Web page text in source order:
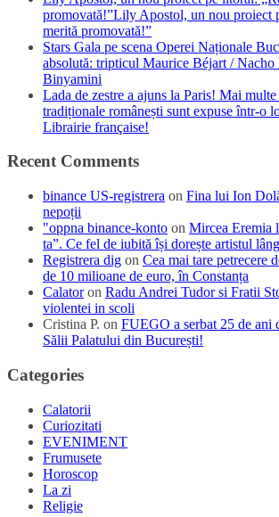
promovată!”Lily Apostol, un nou proiect
merită promovată!”
Stars Gala pe scena Operei Naționale
absolută: tripticul Maurice Béjart / Nacho
Binyamini
Lada de zestre a ajuns la Paris! Mai
tradiționale românești sunt expuse într-o
Librairie française!
Recent Comments
binance US-registrera on Fina lui Ion
nepoții
"oppna binance-konto on Mircea Eremia
ta”. Ce fel de iubită își dorește artistul
Registrera dig on Cea mai tare petrecere
de 10 milioane de euro, în Constanța
Calatoron Radu Andrei Tudor si Fratii
violentei in scoli
Cristina P. on FUEGO a serbat 25 de ani
Sălii Palatului din București!
Categories
Calatorii
Curiozitati
EVENIMENT
Frumusete
Horoscop
La zi
Religie